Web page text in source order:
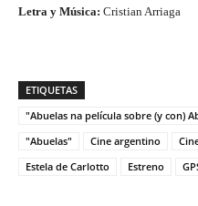
Letra y Música: Cristian Arriaga
ETIQUETAS
"Abuelas na película sobre (y con)
"Abuelas"
Cine argentino
Estela de Carlotto
Estreno